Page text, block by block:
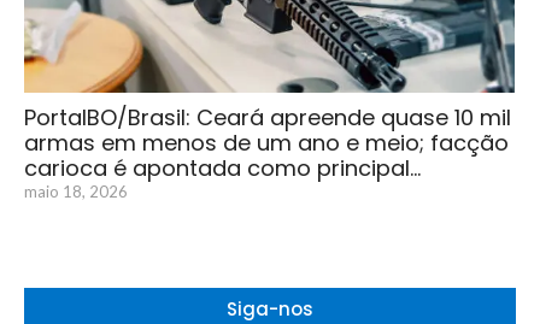
PortalBO/Brasil: Ceará apreende quase 10 mil
armas em menos de um ano e meio; facção
carioca é apontada como principal…
maio 18, 2026
Siga-nos